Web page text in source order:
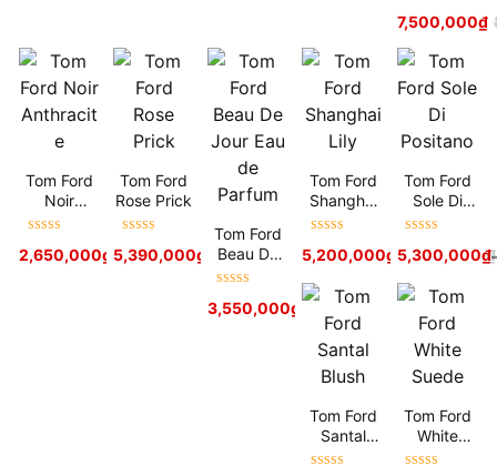
hạng5sao
7,500,000₫
Tom Ford
Noir
Anthracite
hạng5sao 3,300,000
2,650,000₫
Tom Ford
Rose Prick
hạng5sao
5,390,000₫
Tom Ford
Beau De
Jour Eau
hạng5sao
3,550,000₫
Tom Ford
Shanghai
Lily
hạng5sao 5,500,000₫
5,200,000₫
Tom Ford
Sole Di
Positano
hạng5sao
5,300,000₫
Tom Ford
Santal
Blush
Tom Ford
White
Suede